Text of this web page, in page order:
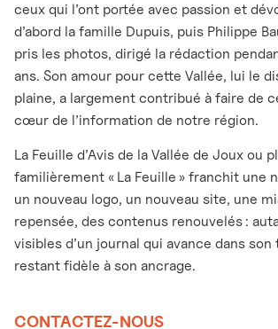
ceux qui l’ont portée avec passion et
d’abord la famille Dupuis, puis Philippe
pris les photos, dirigé la rédaction
ans. Son amour pour cette Vallée, lui le
plaine, a largement contribué à faire de
cœur de l’information de notre région.
La Feuille d’Avis de la Vallée de Joux ou
familièrement « La Feuille » franchit une
un nouveau logo, un nouveau site, une
repensée, des contenus renouvelés :
visibles d’un journal qui avance dans
restant fidèle à son ancrage.
CONTACTEZ-NOUS